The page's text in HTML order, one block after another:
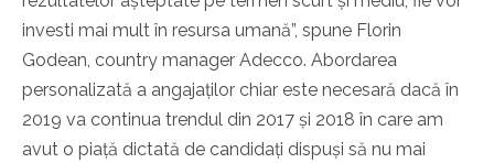
investi mai mult în resursa umană”, spune Florin
Godean, country manager Adecco. Abordarea
personalizată a angajaților chiar este necesară dacă în
2019 va continua trendul din 2017 și 2018 în care am
avut o piață dictată de candidați dispuși să nu mai